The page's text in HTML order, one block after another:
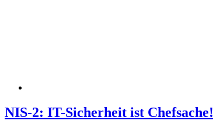
NIS-2: IT-Sicherheit ist Chefsache!